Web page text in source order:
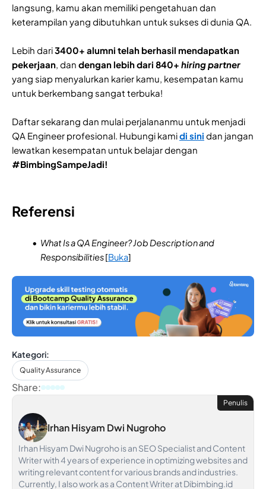
langsung, kamu akan memiliki pengetahuan dan
keterampilan yang dibutuhkan untuk sukses di dunia QA.
Lebih dari3400+ alumni telah berhasil mendapatkan
pekerjaan, dan dengan lebih dari 840+ hiring partner
yang siap menyalurkan karier kamu, kesempatan kamu
untuk berkembang sangat terbuka!
Daftar sekarang dan mulai perjalananmu untuk menjadi
QA Engineer profesional. Hubungi kamidi sini dan jangan
lewatkan kesempatan untuk belajar dengan
#BimbingSampeJadi!
Referensi
What Is a QA Engineer? Job Description and
Responsibilities[Buka]
Kategori:
Quality Assurance
Share:
Penulis
Irhan Hisyam Dwi Nugroho
Irhan Hisyam Dwi Nugroho is an SEO Specialist and Content
Writer with 4 years of experience in optimizing websites and
writing relevant content for various brands and industries.
Currently, I also work as a Content Writer at Dibimbing.id